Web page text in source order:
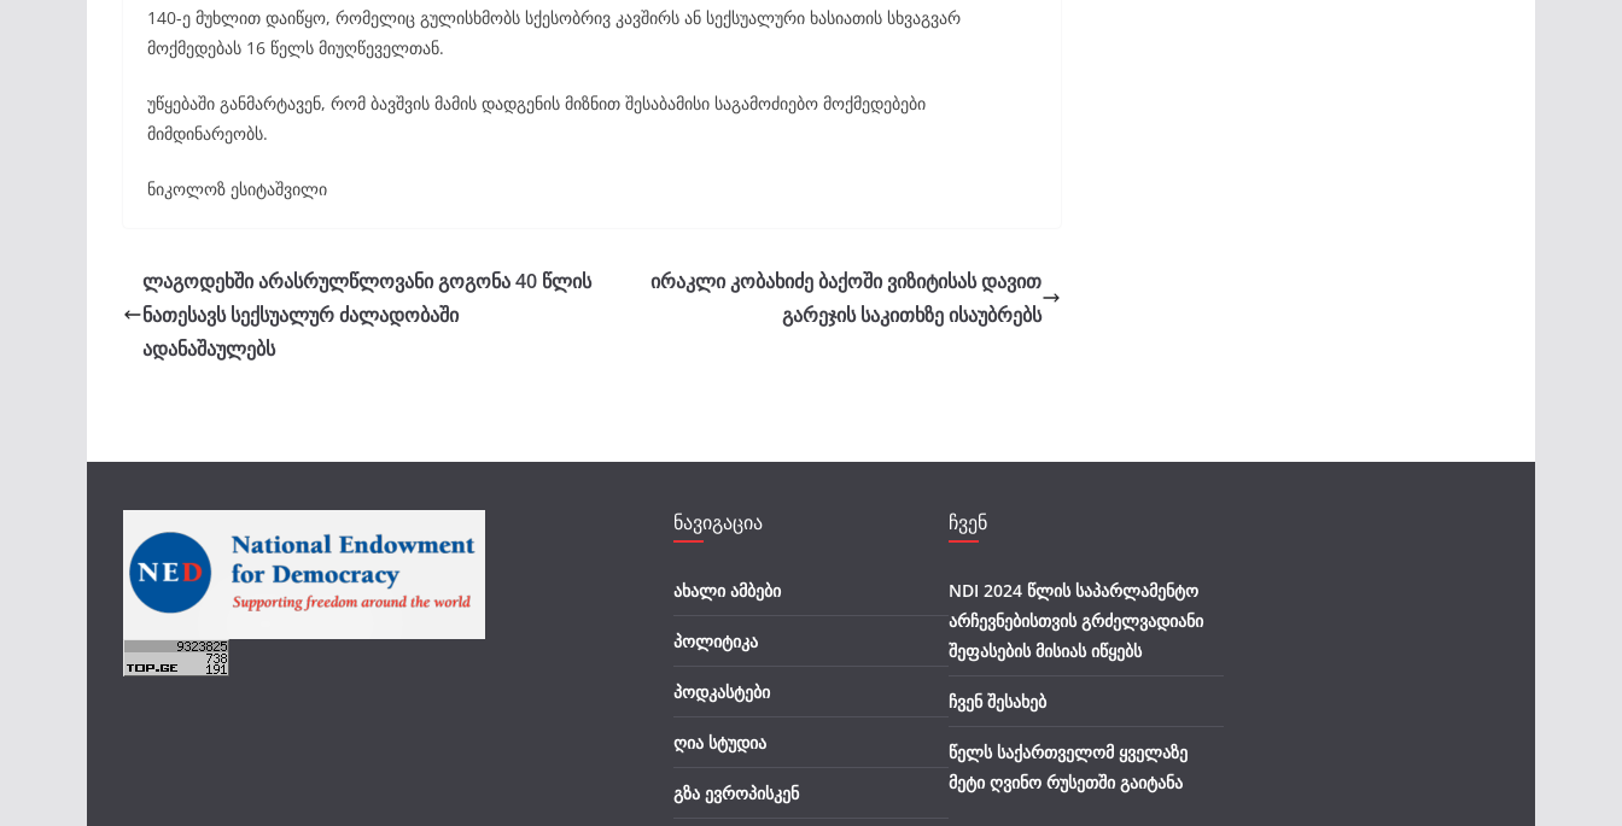
140-ე მუხლით დაიწყო, რომელიც გულისხმობს სქესობრივ კავშირს ან სექსუალური ხასიათის სხვაგვარ
მოქმედებას 16 წელს მიუღწეველთან.
უწყებაში განმარტავენ, რომ ბავშვის მამის დადგენის მიზნით შესაბამისი საგამოძიებო მოქმედებები
მიმდინარეობს.
ნიკოლოზ ესიტაშვილი
ლაგოდეხში არასრულწლოვანი გოგონა 40 წლის
ნათესავს სექსუალურ ძალადობაში
ადანაშაულებს
ირაკლი კობახიძე ბაქოში ვიზიტისას დავით
გარეჯის საკითხზე ისაუბრებს
ნავიგაცია
ახალი ამბები
პოლიტიკა
პოდკასტები
ღია სტუდია
გზა ევროპისკენ
ჩვენ
NDI 2024 წლის საპარლამენტო
არჩევნებისთვის გრძელვადიანი
შეფასების მისიას იწყებს
ჩვენ შესახებ
წელს საქართველომ ყველაზე
მეტი ღვინო რუსეთში გაიტანა